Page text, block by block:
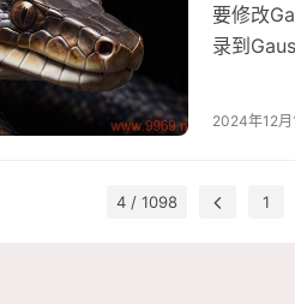
要修改
录到
件
2024年12月
4 / 1098 1